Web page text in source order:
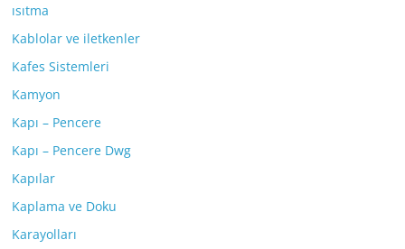
ısıtma
Kablolar ve iletkenler
Kafes Sistemleri
Kamyon
Kapı – Pencere
Kapı – Pencere Dwg
Kapılar
Kaplama ve Doku
Karayolları